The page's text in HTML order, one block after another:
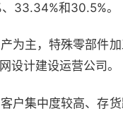
33.34%和30.5%。
为主，特殊零部件
设计建设运营公司。
户集中度较高、存